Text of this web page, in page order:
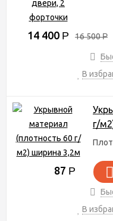
14 400 Р 16 500Р
В
г/
87 Р
В